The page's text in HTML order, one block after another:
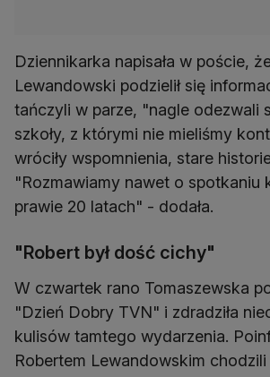
Dziennikarka napisała w poście,
Lewandowski podzielił się
tańczyli w parze, "nagle odezwali
szkoły, z którymi nie mieliśmy
wróciły wspomnienia, stare
"Rozmawiamy nawet o spotkaniu
prawie 20 latach" - dodała.
"Robert był dość cichy"
W czwartek rano Tomaszewska
"Dzień Dobry TVN" i zdradziła
kulisów tamtego wydarzenia.
Robertem Lewandowskim